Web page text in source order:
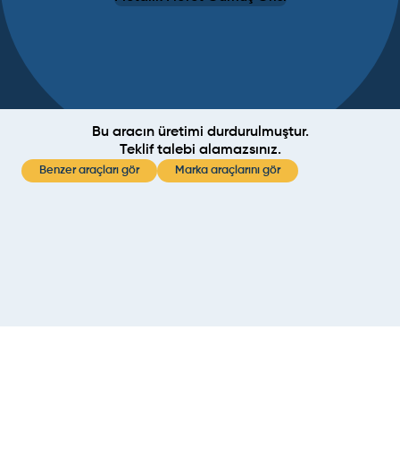
Bu aracın üretimi durdurulmuştur.
Teklif talebi alamazsınız.
Benzer araçları gör Marka araçlarını gör